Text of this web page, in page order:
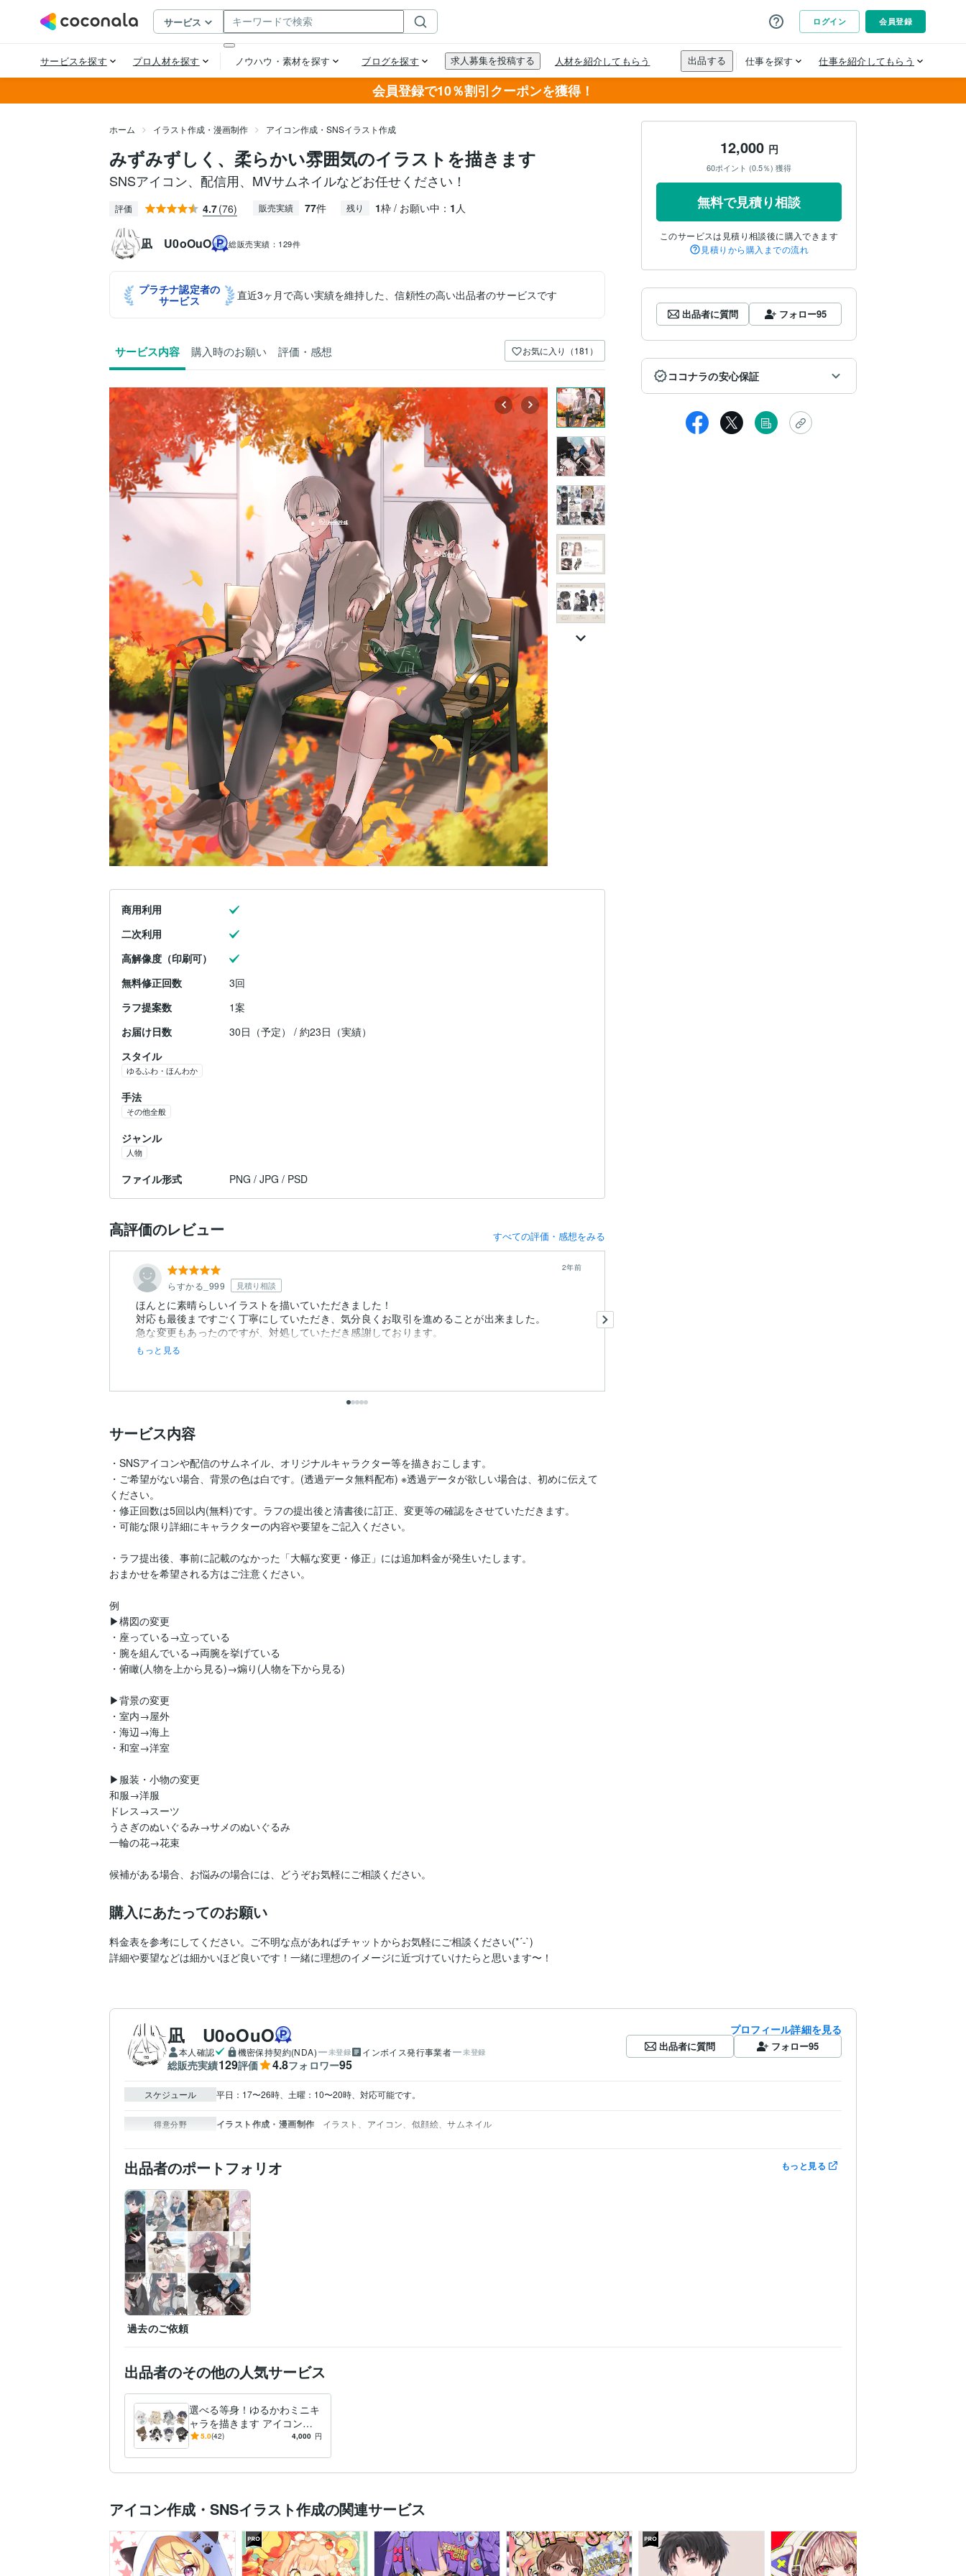
会員登録で10％割引クーポンを獲得！
ホーム イラスト作成・漫画制作 アイコン作成・SNSイラスト作成
みずみずしく、柔らかい雰囲気のイラストを描きます
SNSアイコン、配信用、MVサムネイルなどお任せください！
評価 4.7(76) 販売実績 77件 残り 1枠 / お願い中： 1 人
凪 U0oOuO 総販売実績： 129件
プラチナ認定者の
サービス
直近3ヶ月で高い実績を維持した、信頼性の高い出品者のサービスです
サービス内容 購入時のお願い 評価・感想 お気に入り（181）
商用利用
二次利用
高解像度（印刷可）
無料修正回数
3回
ラフ提案数
1案
お届け日数
30日（予定） / 約23日（実績）
スタイル
ゆるふわ・ほんわか
手法
その他全般
ジャンル
人物
ファイル形式 PNG / JPG / PSD
高評価のレビュー すべての評価・感想をみる
らすかる_999 見積り相談
2年前
ほんとに素晴らしいイラストを描いていただきました！
対応も最後まですごく丁寧にしていただき、気分良くお取引を進めることが出来ました。
急な変更もあったのですが、対処していただき感謝しております。
もっと見る
サービス内容
・SNSアイコンや配信のサムネイル、オリジナルキャラクター等を描きおこします。
・ご希望がない場合、背景の色は白です。(透過データ無料配布) ※透過データが欲しい場合は、初めに伝えて
ください。
・修正回数は5回以内(無料)です。ラフの提出後と清書後に訂正、変更等の確認をさせていただきます。
・可能な限り詳細にキャラクターの内容や要望をご記入ください。
・ラフ提出後、事前に記載のなかった「大幅な変更・修正」には追加料金が発生いたします。
おまかせを希望される方はご注意ください。
例
▶︎構図の変更
・座っている→立っている
・腕を組んでいる→両腕を挙げている
・俯瞰(人物を上から見る)→煽り(人物を下から見る)
▶︎背景の変更
・室内→屋外
・海辺→海上
・和室→洋室
▶︎服装・小物の変更
和服→洋服
ドレス→スーツ
うさぎのぬいぐるみ→サメのぬいぐるみ
一輪の花→花束
候補がある場合、お悩みの場合には、どうぞお気軽にご相談ください。
購入にあたってのお願い
料金表を参考にしてください。ご不明な点があればチャットからお気軽にご相談ください(*´-`)
詳細や要望などは細かいほど良いです！一緒に理想のイメージに近づけていけたらと思います〜！
12,000 円
60ポイント (0.5％) 獲得
無料で見積り相談
このサービスは見積り相談後に購入できます
見積りから購入までの流れ
出品者に質問 フォロー95
ココナラの安心保証
凪 U0oOuO
本人確認 機密保持契約(NDA) 未登録 インボイス発行事業者 未登録
総販売実績129評価 4.8フォロワー95
プロフィール詳細を見る
出品者に質問 フォロー95
スケジュール 平日：17〜26時、土曜：10〜20時、対応可能です。
得意分野 イラスト作成・漫画制作 イラスト、アイコン、似顔絵、サムネイル
出品者のポートフォリオ もっと見る
過去のご依頼
出品者のその他の人気サービス
選べる等身！ゆるかわミニキ
ャラを描きます アイコンや
似顔絵、グッズ制作など用途
5.0(42) 4,000 円
アイコン作成・SNSイラスト作成の関連サービス